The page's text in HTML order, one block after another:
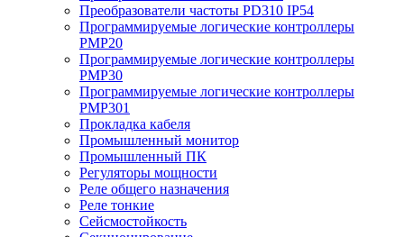
Преобразователи частоты PD310 IP54
Программируемые логические контроллеры
PMP20
Программируемые логические контроллеры
PMP30
Программируемые логические контроллеры
PMP301
Прокладка кабеля
Промышленный монитор
Промышленный ПК
Регуляторы мощности
Реле общего назначения
Реле тонкие
Сейсмостойкость